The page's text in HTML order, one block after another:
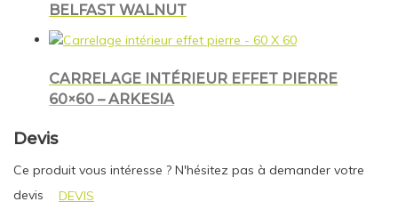
BELFAST WALNUT
CARRELAGE INTÉRIEUR EFFET PIERRE
60×60 – ARKESIA
Devis
Ce produit vous intéresse ? N'hésitez pas à demander votre
devis
DEVIS